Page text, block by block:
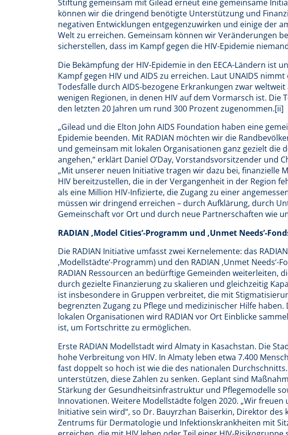
Stiftung gemeinsam mit Gilead erneut eine gemeinsame
können wir die dringend benötigte Unterstützung und
negativen Entwicklungen entgegenzuwirken und einige der
Welt zu erreichen. Gemeinsam können wir Veränderungen
sicherstellen, dass im Kampf gegen die HIV-Epidemie
Die Bekämpfung der HIV-Epidemie in den EECA-Ländern ist
Kampf gegen HIV und AIDS zu erreichen. Laut UNAIDS
Todesfälle durch AIDS-bezogene Erkrankungen zwar
wenigen Regionen, in denen HIV auf dem Vormarsch ist. Die
den letzten 20 Jahren um rund 300 Prozent zugenommen.[ii]
„Gilead und die Elton John AIDS Foundation haben eine
Epidemie beenden. Mit RADIAN möchten wir die
und gemeinsam mit lokalen Organisationen ganz gezielt
angehen,“ erklärt Daniel O’Day, Vorstandsvorsitzender und
„Mit unserer neuen Initiative tragen wir dazu bei, finanzielle
HIV bereitzustellen, die in der Vergangenheit in der Region
als eine Million HIV-Infizierte, die Zugang zu einer
müssen wir dringend erreichen – durch Aufklärung, durch
Gemeinschaft vor Ort und durch neue Partnerschaften wie
RADIAN ‚Model Cities’-Programm und ‚Unmet Needs’-
Die RADIAN Initiative umfasst zwei Kernelemente: das
‚Modellstädte‘-Programm) und den RADIAN ‚Unmet Needs‘-
RADIAN Ressourcen an bedürftige Gemeinden weiterleiten,
durch gezielte Finanzierung zu skalieren und gleichzeitig
ist insbesondere in Gruppen verbreitet, die mit
begrenzten Zugang zu Pflege und medizinischer Hilfe
lokalen Organisationen wird RADIAN vor Ort Einblicke
ist, um Fortschritte zu ermöglichen.
Erste RADIAN Modellstadt wird Almaty in Kasachstan. Die
hohe Verbreitung von HIV. In Almaty leben etwa 7.400
fast doppelt so hoch ist wie die des nationalen
unterstützen, diese Zahlen zu senken. Geplant sind
Stärkung der Gesundheitsinfrastruktur und Pflegemodelle
Innovationen. Weitere Modellstädte folgen 2020. „Wir freuen
Initiative sein wird“, so Dr. Bauyrzhan Baiserkin, Direktor des
Zentrums für Dermatologie und Infektionskrankheiten mit